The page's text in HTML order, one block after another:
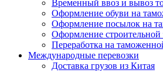
Временный ввоз и вывоз
Оформление обуви на
Оформление посылок на
Оформление
Переработка на
Международные перевозки
Доставка грузов из Китая